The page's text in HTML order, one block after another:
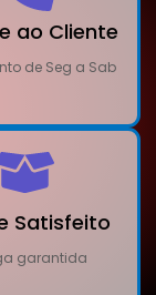
ao Cliente
de Seg a Sab
Satisfeito
garantida